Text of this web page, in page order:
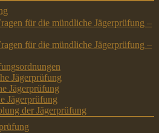
für die mündliche Jägerprüfung –
für die mündliche Jägerprüfung –
Jägerprüfung
Jägerprüfung
Jägerprüfung
der Jägerprüfung